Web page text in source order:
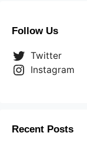
Follow Us
Twitter
Instagram
Recent Posts